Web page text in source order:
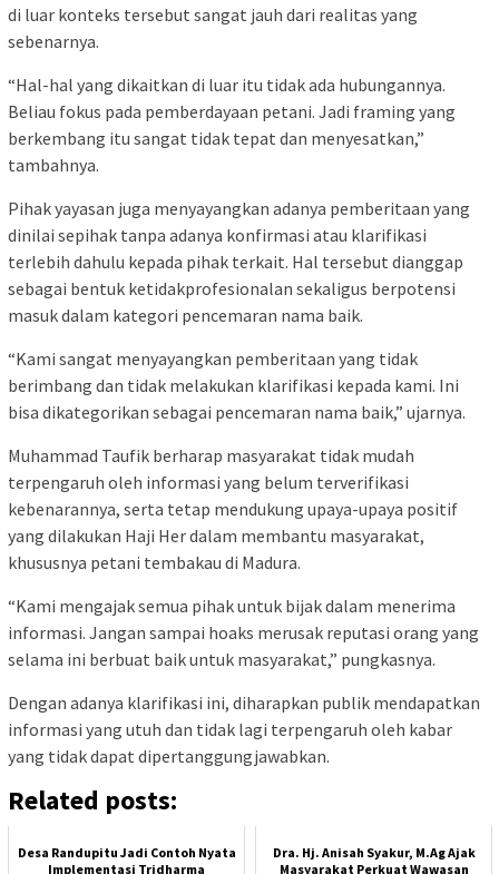
di luar konteks tersebut sangat jauh dari realitas yang
sebenarnya.
“Hal-hal yang dikaitkan di luar itu tidak ada hubungannya.
Beliau fokus pada pemberdayaan petani. Jadi framing yang
berkembang itu sangat tidak tepat dan menyesatkan,”
tambahnya.
Pihak yayasan juga menyayangkan adanya pemberitaan yang
dinilai sepihak tanpa adanya konfirmasi atau klarifikasi
terlebih dahulu kepada pihak terkait. Hal tersebut dianggap
sebagai bentuk ketidakprofesionalan sekaligus berpotensi
masuk dalam kategori pencemaran nama baik.
“Kami sangat menyayangkan pemberitaan yang tidak
berimbang dan tidak melakukan klarifikasi kepada kami. Ini
bisa dikategorikan sebagai pencemaran nama baik,” ujarnya.
Muhammad Taufik berharap masyarakat tidak mudah
terpengaruh oleh informasi yang belum terverifikasi
kebenarannya, serta tetap mendukung upaya-upaya positif
yang dilakukan Haji Her dalam membantu masyarakat,
khususnya petani tembakau di Madura.
“Kami mengajak semua pihak untuk bijak dalam menerima
informasi. Jangan sampai hoaks merusak reputasi orang yang
selama ini berbuat baik untuk masyarakat,” pungkasnya.
Dengan adanya klarifikasi ini, diharapkan publik mendapatkan
informasi yang utuh dan tidak lagi terpengaruh oleh kabar
yang tidak dapat dipertanggungjawabkan.
Related posts:
Desa Randupitu Jadi Contoh Nyata
Implementasi Tridharma
Dra. Hj. Anisah Syakur, M.Ag Ajak
Masyarakat Perkuat Wawasan